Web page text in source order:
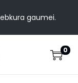
gaumei.
0